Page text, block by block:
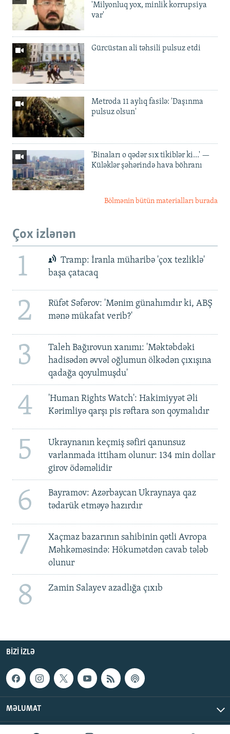
'Milyonluq yox, minlik korrupsiya
var'
Gürcüstan ali təhsili pulsuz etdi
Metroda 11 aylıq fasilə: 'Daşınma
pulsuz olsun'
'Binaları o qədər sıx tikiblər ki...' —
Küləklər şəhərində hava böhranı
Bölmənin bütün materialları burada
Çox izlənən
1
Tramp: İranla müharibə 'çox tezliklə'
başa çatacaq
2
Rüfət Səfərov: 'Mənim günahımdır ki, ABŞ
mənə mükafat verib?'
3
Taleh Bağırovun xanımı: 'Məktəbdəki
hadisədən əvvəl oğlumun ölkədən çıxışına
qadağa qoyulmuşdu'
4
'Human Rights Watch': Hakimiyyət Əli
Kərimliyə qarşı pis rəftara son qoymalıdır
5
Ukraynanın keçmiş səfiri qanunsuz
varlanmada ittiham olunur: 134 min dollar
girov ödəməlidir
6
Bayramov: Azərbaycan Ukraynaya qaz
tədarük etməyə hazırdır
7
Xaçmaz bazarının sahibinin qətli Avropa
Məhkəməsində: Hökumətdən cavab tələb
olunur
8 Zamin Salayev azadlığa çıxıb
BIZI IZLƏ
MƏLUMAT